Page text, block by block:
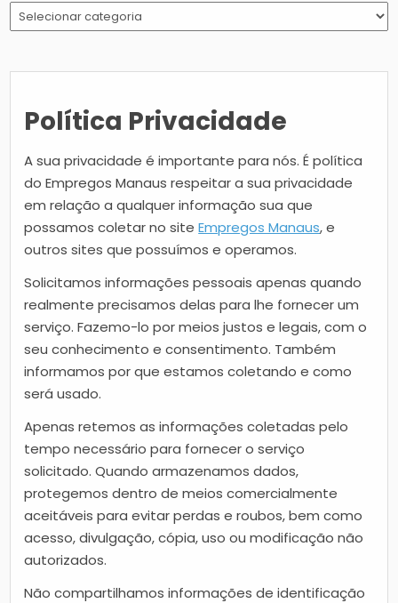
Escolha
uma
Política Privacidade
A sua privacidade é importante para nós. É política
do Empregos Manaus respeitar a sua privacidade
em relação a qualquer informação sua que
possamos coletar no siteEmpregos Manaus, e
outros sites que possuímos e operamos.
Solicitamos informações pessoais apenas quando
realmente precisamos delas para lhe fornecer um
serviço. Fazemo-lo por meios justos e legais, com o
seu conhecimento e consentimento. Também
informamos por que estamos coletando e como
será usado.
Apenas retemos as informações coletadas pelo
tempo necessário para fornecer o serviço
solicitado. Quando armazenamos dados,
protegemos dentro de meios comercialmente
aceitáveis ​​para evitar perdas e roubos, bem como
acesso, divulgação, cópia, uso ou modificação não
autorizados.
Não compartilhamos informações de identificação